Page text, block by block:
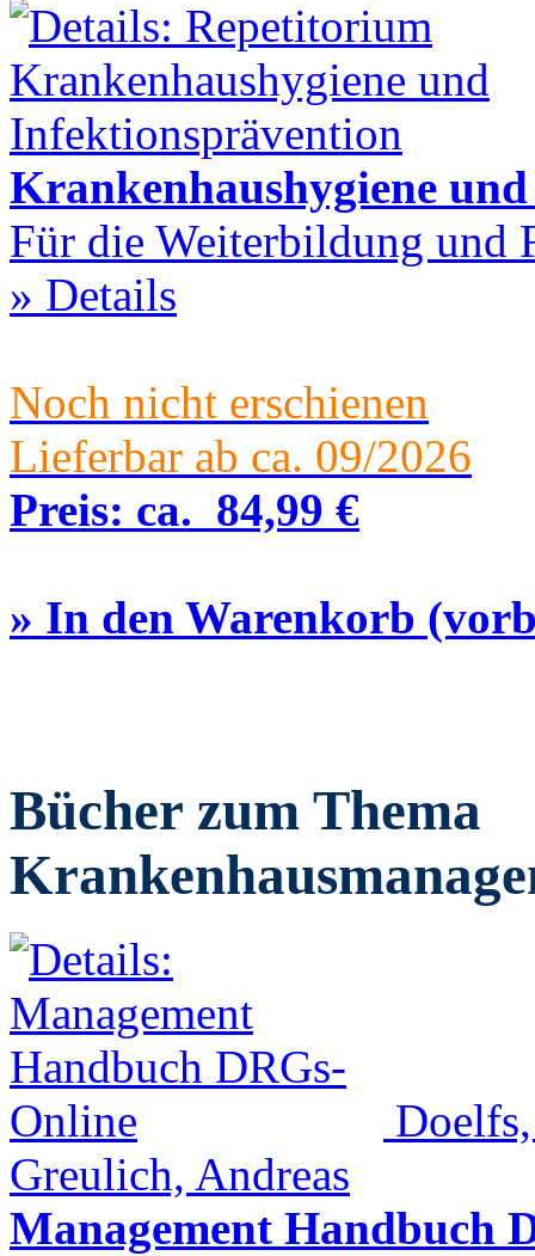
Krankenhaushygiene
Für die Weiterbildung und
» Details
Noch nicht erschienen
Lieferbar ab ca. 09/2026
Preis: ca. 84,99 €
» In den Warenkorb
Bücher zum Thema
Greulich, Andreas
Management Handbuch